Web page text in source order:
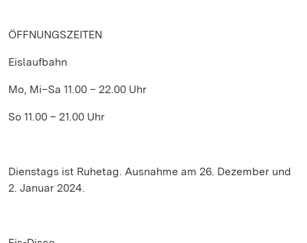
ÖFFNUNGSZEITEN
Eislaufbahn
Mo, Mi–Sa 11.00 – 22.00 Uhr
So 11.00 – 21.00 Uhr
Dienstags ist Ruhetag. Ausnahme am 26. Dezember und
2. Januar 2024.